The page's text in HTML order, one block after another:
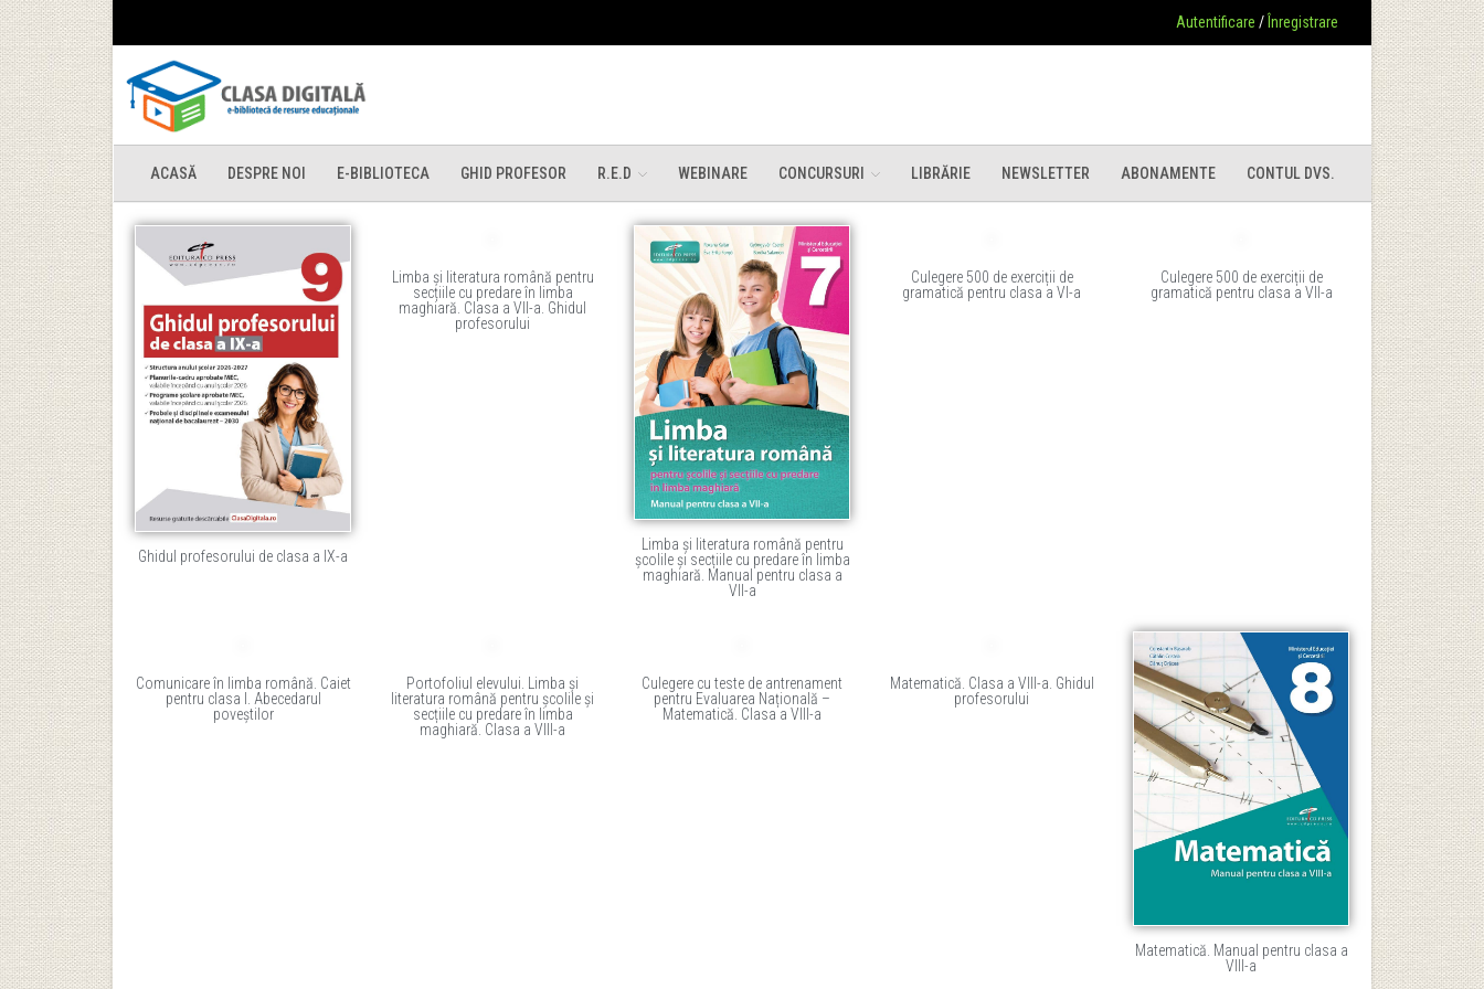
Autentificare / Înregistrare
ACASĂ DESPRE NOI E-BIBLIOTECA GHID PROFESOR R.E.D WEBINARE CONCURSURI LIBRĂRIE NEWSLETTER ABONAMENTE CONTUL DVS.
Ghidul profesorului de clasa a IX-a
Limba și literatura română pentru
secțiile cu predare în limba
maghiară. Clasa a VII-a. Ghidul
profesorului
Limba și literatura română pentru
școlile și secțiile cu predare în limba
maghiară. Manual pentru clasa a
VII-a
Culegere 500 de exerciții de
gramatică pentru clasa a VI-a
Culegere 500 de exerciții de
gramatică pentru clasa a VII-a
Comunicare în limba română. Caiet
pentru clasa I. Abecedarul
poveștilor
Portofoliul elevului. Limba și
literatura română pentru școlile și
secțiile cu predare în limba
maghiară. Clasa a VIII-a
Culegere cu teste de antrenament
pentru Evaluarea Națională –
Matematică. Clasa a VIII-a
Matematică. Clasa a VIII-a. Ghidul
profesorului
Matematică. Manual pentru clasa a
VIII-a